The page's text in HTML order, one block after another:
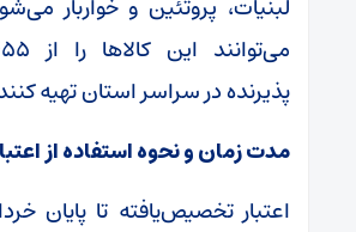
پذیرنده در سراسر استان تهیه
مدت زمان و نحوه استفاده از